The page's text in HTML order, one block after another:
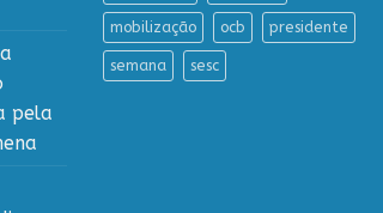
pela
mobilização ocb presidente
semana sesc